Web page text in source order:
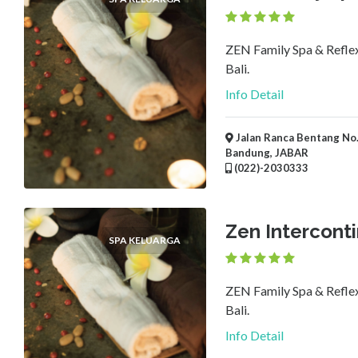
ZEN Family Spa &
Bali.
Info Detail
Jalan Ranca Bentang
Bandung, JABAR
(022)-2030333
SPA KELUARGA Zen
ZEN Family Spa &
Bali.
Info Detail